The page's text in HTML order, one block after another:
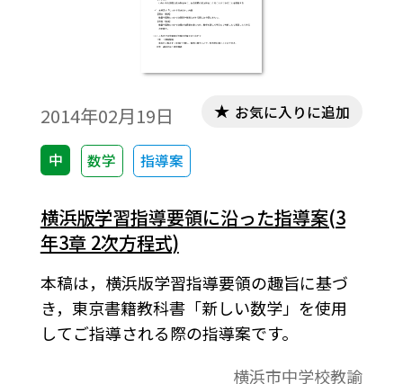
2014年02月19日
中 数学 指導案
お気に入りに追加
横浜版学習指導要領に沿った指導案(3
年3章 2次方程式)
本稿は，横浜版学習指導要領の趣旨に基づ
き，東京書籍教科書「新しい数学」を使用
してご指導される際の指導案です。
横浜市中学校教諭